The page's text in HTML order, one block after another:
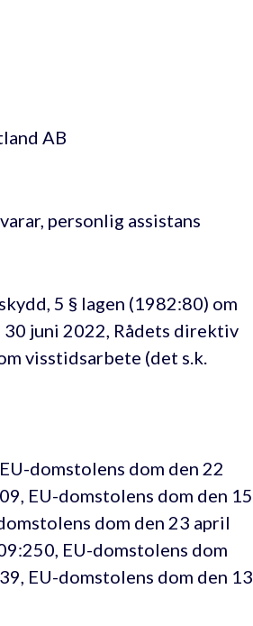
AB
personlig assistans
5 § lagen (1982:80) om
juni 2022, Rådets direktiv
visstidsarbete (det s.k.
domstolens dom den 22
EU-domstolens dom den 15
dom den 23 april
EU-domstolens dom
EU-domstolens dom den 13